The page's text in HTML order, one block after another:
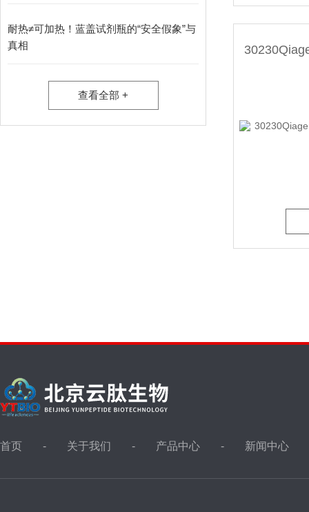
耐热≠可加热！蓝盖试剂瓶的“安全假象”与
真相
查看全部 +
首页 关于我们 产品中心 新闻中心